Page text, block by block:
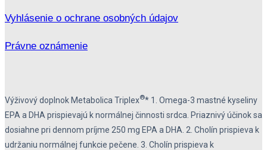
Vyhlásenie o ochrane osobných údajov
Právne oznámenie
Výživový doplnok Metabolica Triplex®* 1. Omega-3 mastné kyseliny
EPA a DHA prispievajú k normálnej činnosti srdca. Priaznivý účinok sa
dosiahne pri dennom príjme 250 mg EPA a DHA. 2. Cholín prispieva k
udržaniu normálnej funkcie pečene. 3. Cholín prispieva k